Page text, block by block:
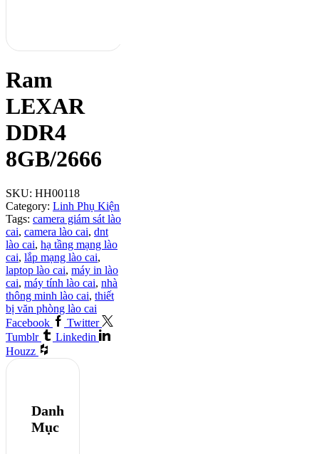
Ram
LEXAR
DDR4
8GB/2666
SKU: HH00118
Category: Linh Phụ Kiện
Tags: camera giám sát lào
cai, camera lào cai, dnt
lào cai, hạ tầng mạng lào
cai, lắp mạng lào cai,
laptop lào cai, máy in lào
cai, máy tính lào cai, nhà
thông minh lào cai, thiết
bị văn phòng lào cai
Facebook
Twitter
Tumblr
Linkedin
Houzz
Danh
Mục